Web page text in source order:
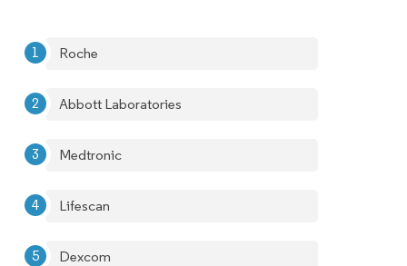
Roche
Abbott Laboratories
Medtronic
Lifescan
Dexcom